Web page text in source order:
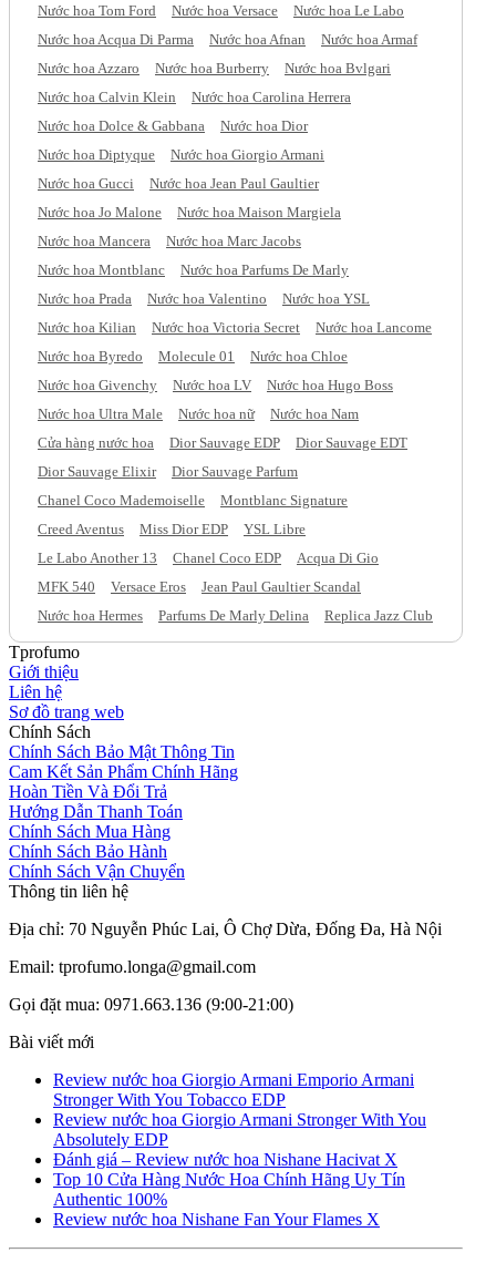
Nước hoa Tom Ford
Nước hoa Versace
Nước hoa Le Labo
Nước hoa Acqua Di Parma
Nước hoa Afnan
Nước hoa Armaf
Nước hoa Azzaro
Nước hoa Burberry
Nước hoa Bvlgari
Nước hoa Calvin Klein
Nước hoa Carolina Herrera
Nước hoa Dolce & Gabbana
Nước hoa Dior
Nước hoa Diptyque
Nước hoa Giorgio Armani
Nước hoa Gucci
Nước hoa Jean Paul Gaultier
Nước hoa Jo Malone
Nước hoa Maison Margiela
Nước hoa Mancera
Nước hoa Marc Jacobs
Nước hoa Montblanc
Nước hoa Parfums De Marly
Nước hoa Prada
Nước hoa Valentino
Nước hoa YSL
Nước hoa Kilian
Nước hoa Victoria Secret
Nước hoa Lancome
Nước hoa Byredo
Molecule 01
Nước hoa Chloe
Nước hoa Givenchy
Nước hoa LV
Nước hoa Hugo Boss
Nước hoa Ultra Male
Nước hoa nữ
Nước hoa Nam
Cửa hàng nước hoa
Dior Sauvage EDP
Dior Sauvage EDT
Dior Sauvage Elixir
Dior Sauvage Parfum
Chanel Coco Mademoiselle
Montblanc Signature
Creed Aventus
Miss Dior EDP
YSL Libre
Le Labo Another 13
Chanel Coco EDP
Acqua Di Gio
MFK 540
Versace Eros
Jean Paul Gaultier Scandal
Nước hoa Hermes
Parfums De Marly Delina Replica Jazz Club
Tprofumo
Giới thiệu
Liên hệ
Sơ đồ trang web
Chính Sách
Chính Sách Bảo Mật Thông Tin
Cam Kết Sản Phẩm Chính Hãng
Hoàn Tiền Và Đổi Trả
Hướng Dẫn Thanh Toán
Chính Sách Mua Hàng
Chính Sách Bảo Hành
Chính Sách Vận Chuyển
Thông tin liên hệ
Địa chỉ: 70 Nguyễn Phúc Lai, Ô Chợ Dừa, Đống Đa, Hà Nội
Email: tprofumo.longa@gmail.com
Gọi đặt mua: 0971.663.136 (9:00-21:00)
Bài viết mới
Review nước hoa Giorgio Armani Emporio Armani
Stronger With You Tobacco EDP
Review nước hoa Giorgio Armani Stronger With You
Absolutely EDP
Đánh giá – Review nước hoa Nishane Hacivat X
Top 10 Cửa Hàng Nước Hoa Chính Hãng Uy Tín
Authentic 100%
Review nước hoa Nishane Fan Your Flames X